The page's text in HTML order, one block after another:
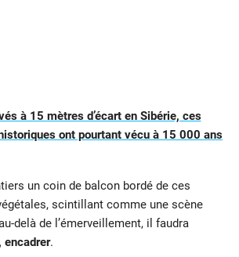
à 15 mètres d’écart en Sibérie, ces
ont pourtant vécu à 15 000 ans
un coin de balcon bordé de ces
scintillant comme une scène
delà de l’émerveillement, il faudra
encadrer.